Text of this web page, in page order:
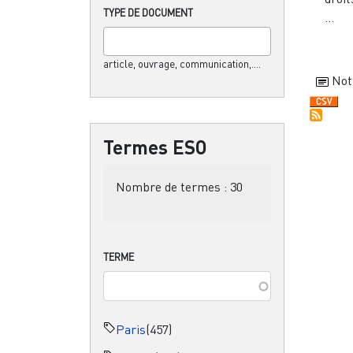
TYPE DE DOCUMENT
article, ouvrage, communication,....
Termes ESO
Nombre de termes : 30
TERME
Paris(457)